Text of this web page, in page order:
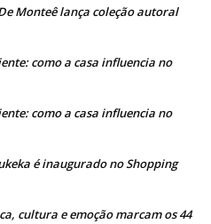
Monteê lança coleção autoral
como a casa influencia no
como a casa influencia no
é inaugurado no Shopping
cultura e emoção marcam os 44